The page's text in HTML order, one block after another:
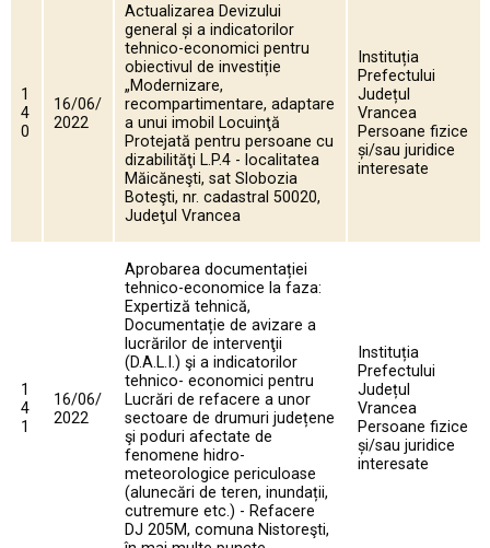
1
4
0
16/06/
2022
Actualizarea Devizului
general și a indicatorilor
tehnico-economici pentru
obiectivul de investiție
„Modernizare,
recompartimentare, adaptare
a unui imobil Locuinţă
Protejată pentru persoane cu
dizabilităţi L.P.4 - localitatea
Măicăneşti, sat Slobozia
Boteşti, nr. cadastral 50020,
Judeţul Vrancea
Instituția
Prefectului
Județul
Vrancea
Persoane fizice
și/sau juridice
interesate
1
4
1
16/06/
2022
Aprobarea documentației
tehnico-economice la faza:
Expertiză tehnică,
Documentație de avizare a
lucrărilor de intervenţii
(D.A.L.I.) şi a indicatorilor
tehnico- economici pentru
Lucrări de refacere a unor
sectoare de drumuri județene
şi poduri afectate de
fenomene hidro-
meteorologice periculoase
(alunecări de teren, inundații,
cutremure etc.) - Refacere
DJ 205M, comuna Nistoreşti,
Instituția
Prefectului
Județul
Vrancea
Persoane fizice
și/sau juridice
interesate